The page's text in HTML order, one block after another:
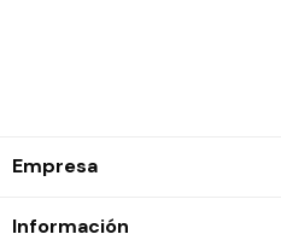
Empresa
Información